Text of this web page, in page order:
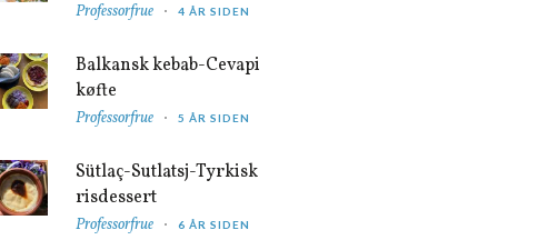
Professorfrue 4 ÅR SIDEN
Balkansk kebab-Cevapi
køfte
Professorfrue 5 ÅR SIDEN
Sütlaç-Sutlatsj-Tyrkisk
risdessert
Professorfrue 6 ÅR SIDEN